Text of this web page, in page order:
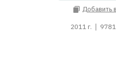
Добавить
2011 г.